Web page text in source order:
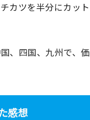
カツを半分にカット
、四国、九州で、価
感想